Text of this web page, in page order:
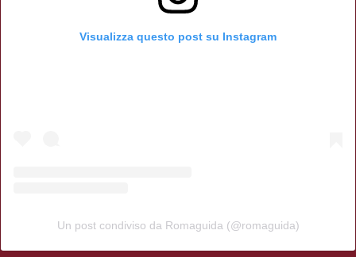
Visualizza questo post su Instagram
Un post condiviso da Romaguida (@romaguida)